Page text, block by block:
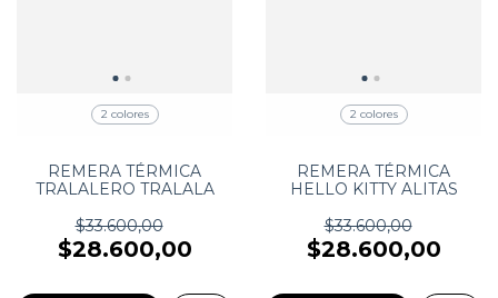
2 colores
REMERA TÉRMICA
TRALALERO TRALALA
$33.600,00
$28.600,00
2 colores
REMERA TÉRMICA
HELLO KITTY ALITAS
$33.600,00
$28.600,00